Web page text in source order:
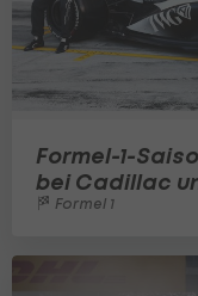
Formel-1-
bei Cadillac
Formel 1